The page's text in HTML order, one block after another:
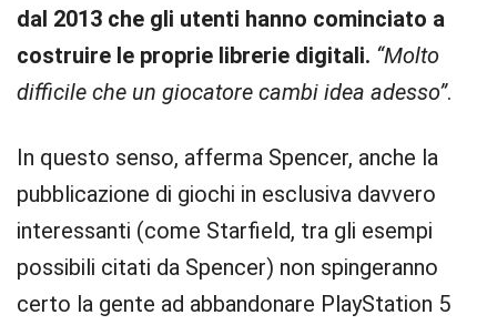
dal 2013 che gli utenti hanno cominciato a
costruire le proprie librerie digitali. “Molto
difficile che un giocatore cambi idea adesso”.
In questo senso, afferma Spencer, anche la
pubblicazione di giochi in esclusiva davvero
interessanti (come Starfield, tra gli esempi
possibili citati da Spencer) non spingeranno
certo la gente ad abbandonare PlayStation 5